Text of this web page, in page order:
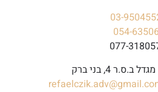
03-
054-